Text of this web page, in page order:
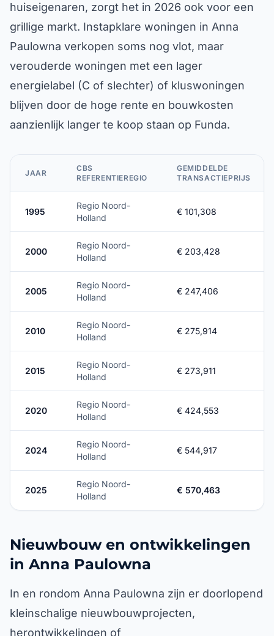
huiseigenaren, zorgt het in 2026 ook voor een
grillige markt. Instapklare woningen in Anna
Paulowna verkopen soms nog vlot, maar
verouderde woningen met een lager
energielabel (C of slechter) of kluswoningen
blijven door de hoge rente en bouwkosten
aanzienlijk langer te koop staan op Funda.
JAAR
CBS
REFERENTIEREGIO
GEMIDDELDE
TRANSACTIEPRIJS
1995
Regio Noord-
Holland
€ 101,308
2000
Regio Noord-
Holland
€ 203,428
2005
Regio Noord-
Holland
€ 247,406
2010
Regio Noord-
Holland
€ 275,914
2015
Regio Noord-
Holland
€ 273,911
2020
Regio Noord-
Holland
€ 424,553
2024
Regio Noord-
Holland
€ 544,917
2025
Regio Noord-
Holland
€ 570,463
Nieuwbouw en ontwikkelingen
in Anna Paulowna
In en rondom Anna Paulowna zijn er doorlopend
kleinschalige nieuwbouwprojecten,
herontwikkelingen of